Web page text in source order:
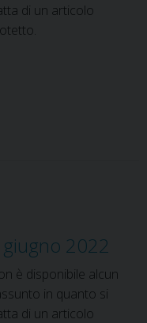
di un articolo
giugno 2022
è disponibile alcun
in quanto si
di un articolo